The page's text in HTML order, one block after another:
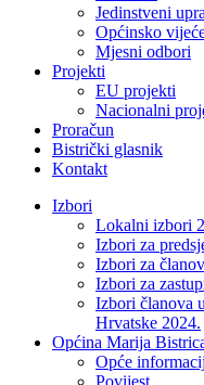
Jedinstveni
Općinsko
Mjesni odbori
Projekti
EU projekti
Nacionalni
Proračun
Bistrički glasnik
Kontakt
Izbori
Lokalni izbori
Izbori za
Izbori za
Izbori za
Izbori članova
Hrvatske 2024.
Općina Marija
Opće
Povijest